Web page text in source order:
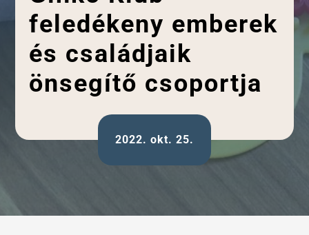
feledékeny emberek
és családjaik
önsegítő csoportja
2022. okt. 25.